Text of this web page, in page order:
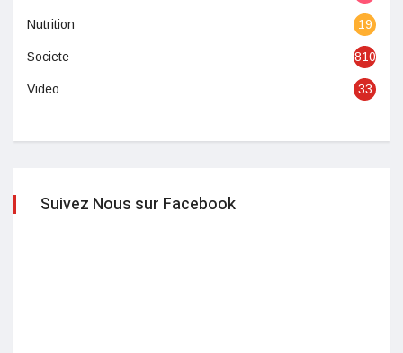
Nutrition 19
Societe 810
Video 33
Suivez Nous sur Facebook